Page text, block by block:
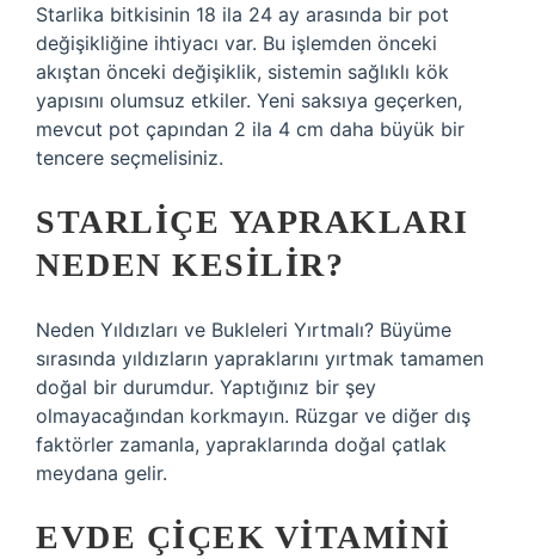
Starlika bitkisinin 18 ila 24 ay arasında bir pot
değişikliğine ihtiyacı var. Bu işlemden önceki
akıştan önceki değişiklik, sistemin sağlıklı kök
yapısını olumsuz etkiler. Yeni saksıya geçerken,
mevcut pot çapından 2 ila 4 cm daha büyük bir
tencere seçmelisiniz.
STARLIÇE YAPRAKLARI
NEDEN KESILIR?
Neden Yıldızları ve Bukleleri Yırtmalı? Büyüme
sırasında yıldızların yapraklarını yırtmak tamamen
doğal bir durumdur. Yaptığınız bir şey
olmayacağından korkmayın. Rüzgar ve diğer dış
faktörler zamanla, yapraklarında doğal çatlak
meydana gelir.
EVDE ÇIÇEK VITAMINI